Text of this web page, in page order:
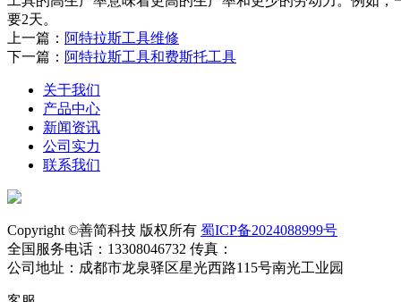
要2天。
上一篇： 阿特拉斯工具维修
下一篇： 阿特拉斯工具和费斯托工具
关于我们
产品中心
新闻资讯
公司实力
联系我们
Copyright ©善简科技 版权所有 蜀ICP备2024088999号
全国服务电话：13308046732 传真：
公司地址：成都市龙泉驿区星光西路115号南光工业园